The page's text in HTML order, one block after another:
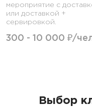
мероприятие с
или доставкой +
сервировкой.
300 - 10 000 ₽/
Выбор